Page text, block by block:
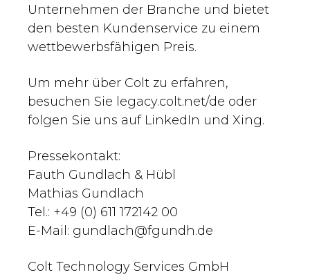
Unternehmen der Branche und bietet
den besten Kundenservice zu einem
wettbewerbsfähigen Preis.
Um mehr über Colt zu erfahren,
besuchen Sie legacy.colt.net/de oder
folgen Sie uns auf LinkedIn und Xing.
Pressekontakt:
Fauth Gundlach & Hübl
Mathias Gundlach
Tel.: +49 (0) 611 172142 00
E-Mail: gundlach@fgundh.de
Colt Technology Services GmbH